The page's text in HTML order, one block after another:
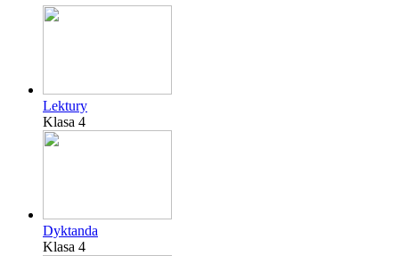
Lektury
Klasa 4
Dyktanda
Klasa 4